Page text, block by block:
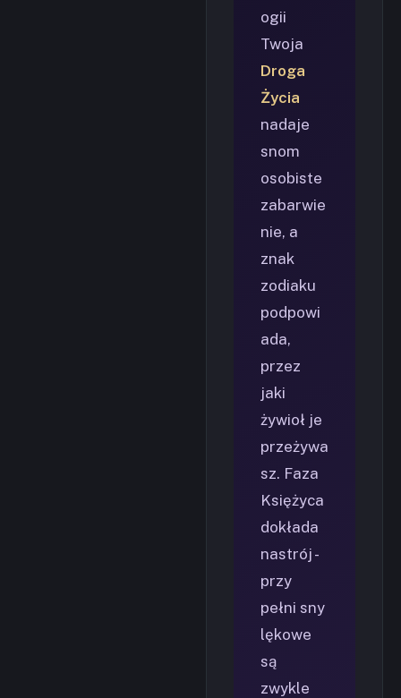
ogii
Twoja
Droga
Życia
nadaje
snom
osobiste
zabarwie
nie, a
znak
zodiaku
podpowi
ada,
przez
jaki
żywioł je
przeżywa
sz. Faza
Księżyca
dokłada
nastrój -
przy
pełni sny
lękowe
są
zwykle